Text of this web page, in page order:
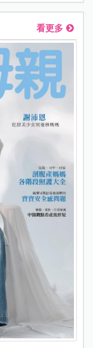
看更多